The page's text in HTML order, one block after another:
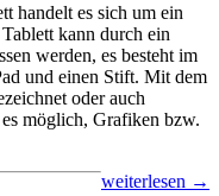
handelt es sich um ein
kann durch ein
werden, es besteht im
und einen Stift. Mit dem
oder auch
möglich, Grafiken bzw.
weiterlesen →